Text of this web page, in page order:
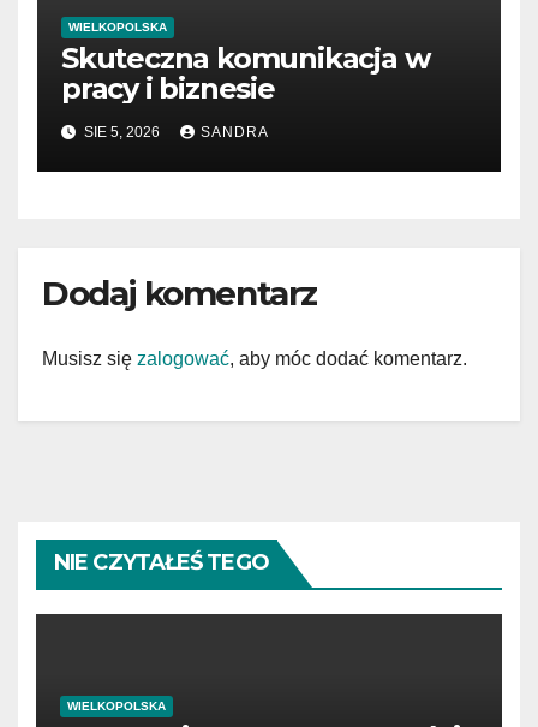
WIELKOPOLSKA
Skuteczna komunikacja w
pracy i biznesie
SIE 5, 2026 SANDRA
Dodaj komentarz
Musisz się zalogować, aby móc dodać komentarz.
NIE CZYTAŁEŚ TEGO
WIELKOPOLSKA